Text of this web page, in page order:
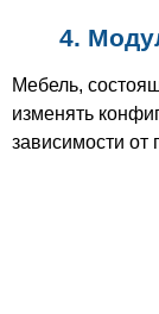
4.
Мебель,
изменять
зависимости от